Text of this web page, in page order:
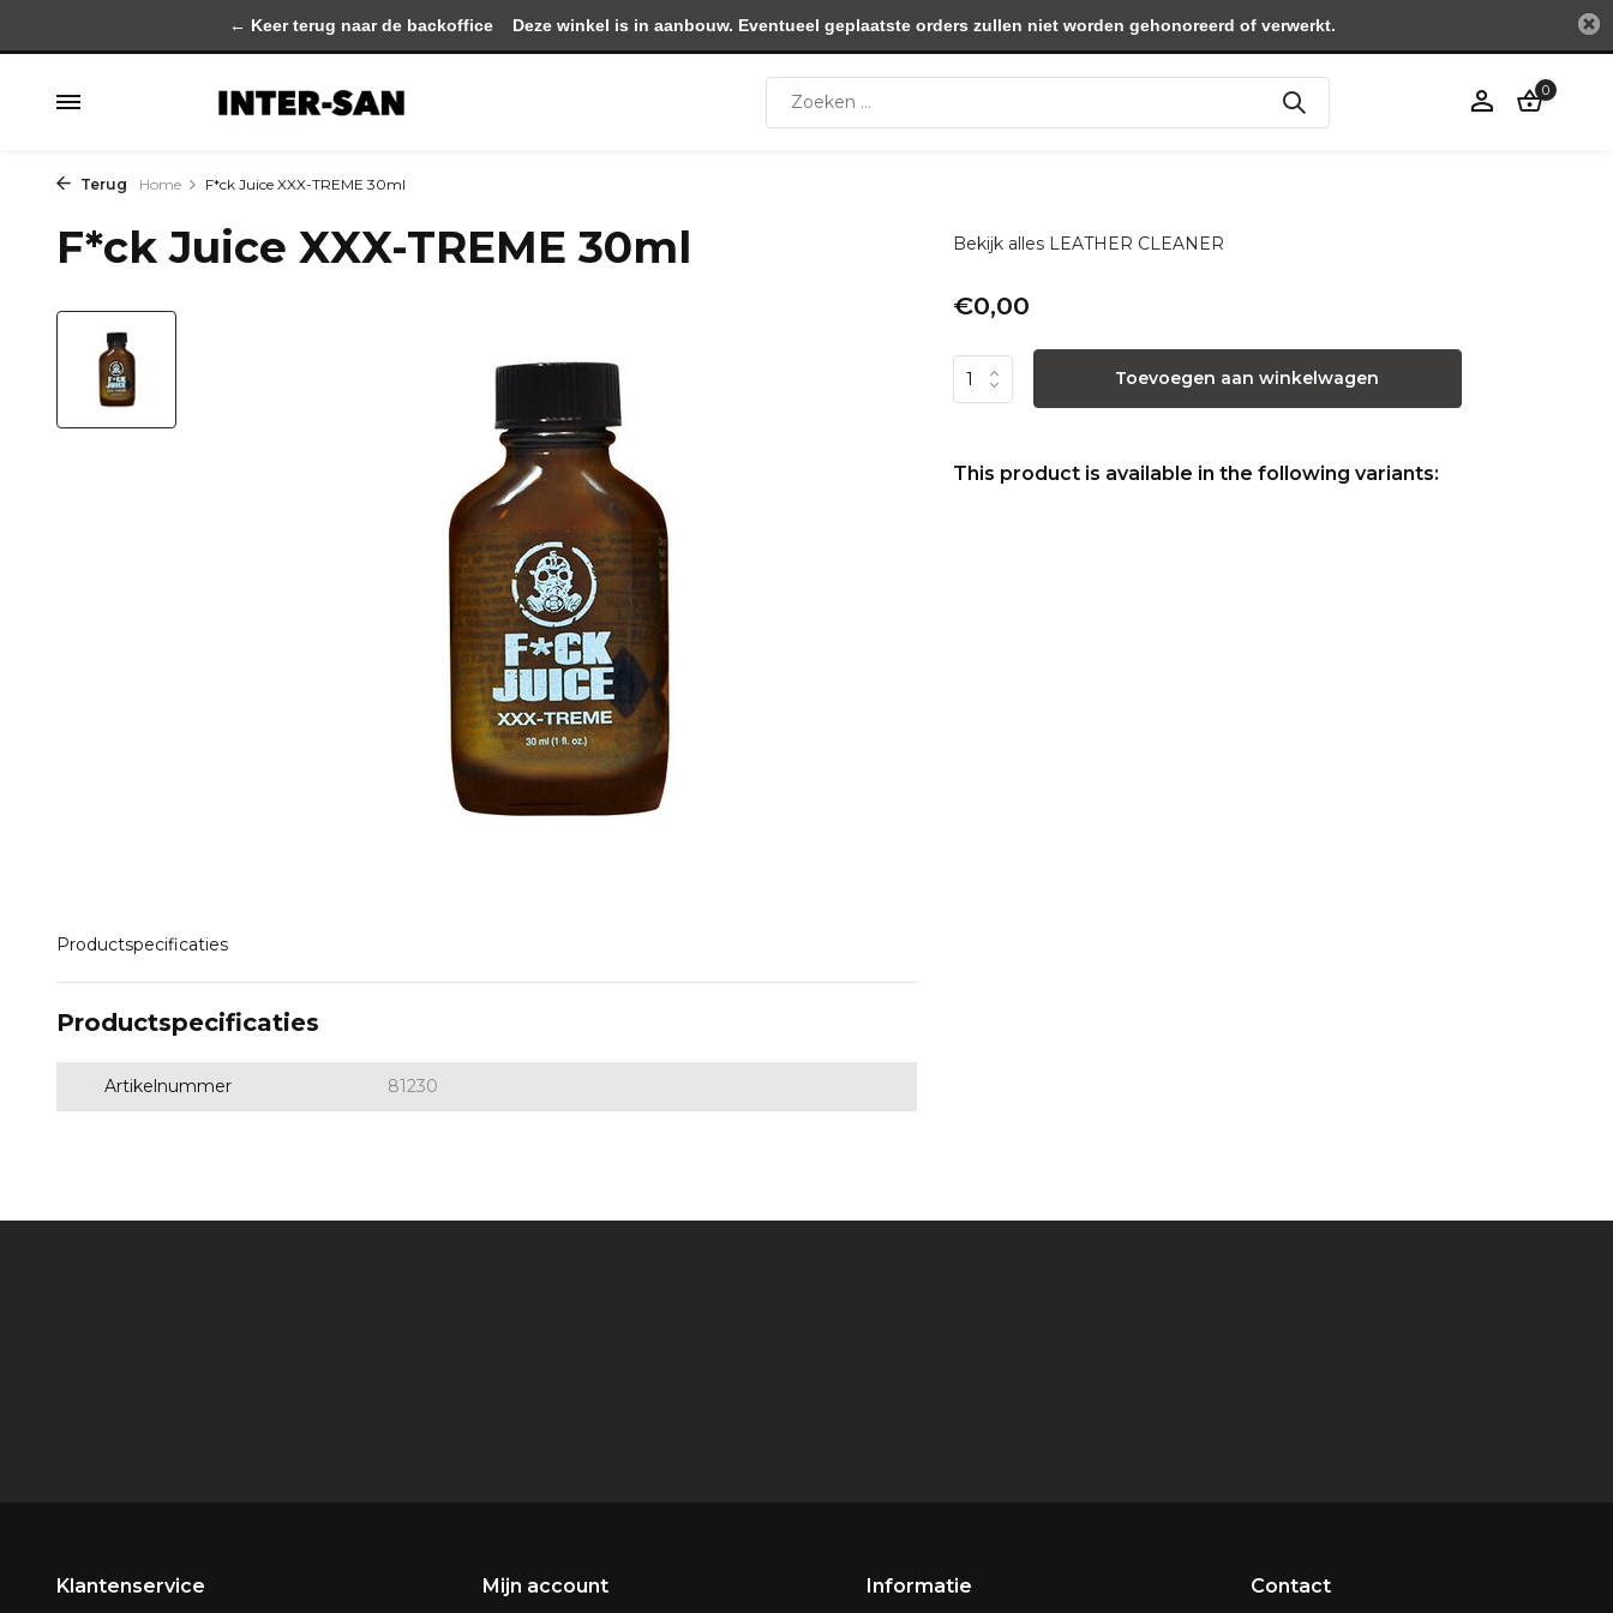
0
Terug Home F*ck Juice XXX-TREME 30ml
F*ck Juice XXX-TREME 30ml
Productspecificaties
Productspecificaties
Artikelnummer 81230
Bekijk alles LEATHER CLEANER
€0,00
Toevoegen aan winkelwagen
This product is available in the following variants:
Klantenservice Mijn account Informatie Contact
← Keer terug naar de backoffice Deze winkel is in aanbouw. Eventueel geplaatste orders zullen niet worden gehonoreerd of verwerkt.